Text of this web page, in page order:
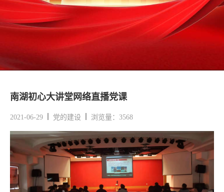
南湖初心大讲堂网络直播党课
2021-06-29 党的建设 浏览量：3568